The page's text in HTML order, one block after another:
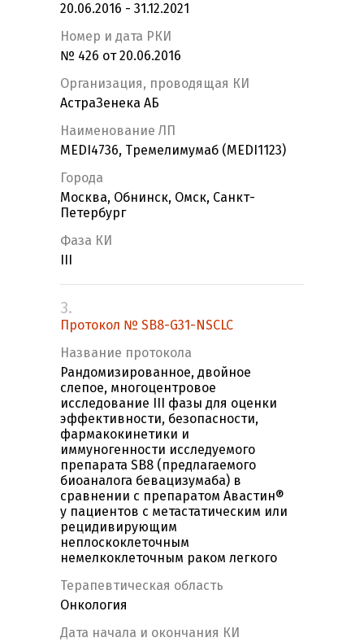
20.06.2016 - 31.12.2021
Номер и дата РКИ
№ 426 от 20.06.2016
Организация, проводящая КИ
АстраЗенека АБ
Наименование ЛП
MEDI4736, Тремелимумаб (MEDI1123)
Города
Москва, Обнинск, Омск, Санкт-
Петербург
Фаза КИ
3.
Протокол № SB8-G31-NSCLC
Название протокола
Рандомизированное, двойное
слепое, многоцентровое
исследование III фазы для оценки
эффективности, безопасности,
фармакокинетики и
иммуногенности исследуемого
препарата SB8 (предлагаемого
биоаналога бевацизумаба) в
сравнении с препаратом Авастин®
у пациентов с метастатическим или
рецидивирующим
неплоскоклеточным
немелкоклеточным раком легкого
Терапевтическая область
Онкология
Дата начала и окончания КИ